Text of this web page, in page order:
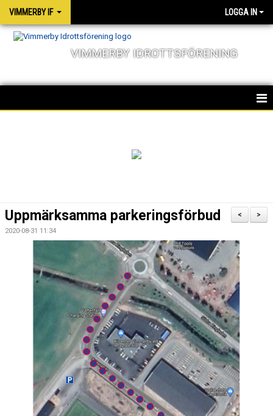
VIMMERBY IF LOGGA IN
VIMMERBY IDROTTSFÖRENING
OM FÖRENINGEN
BARN & UNGDOMSVERKSAMHET
KONTAKT / BOKNING
>
<
Uppmärksamma parkeringsförbud
2020-08-31 11:34